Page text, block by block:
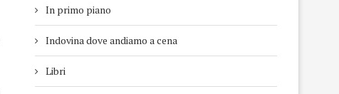
In primo piano
Indovina dove andiamo a cena
Libri